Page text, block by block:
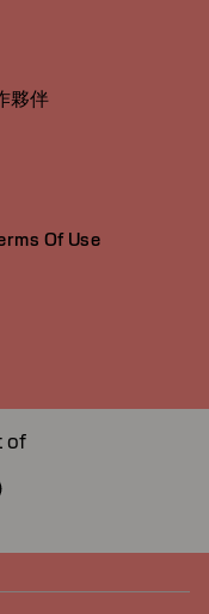
夥伴
Of Use
of